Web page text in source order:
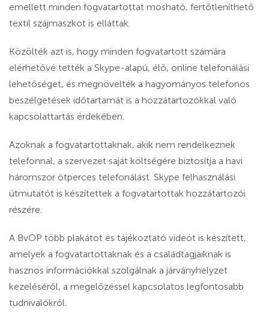
emellett minden fogvatartottat mosható, fertőtleníthető
textil szájmaszkot is elláttak.
Közölték azt is, hogy minden fogvatartott számára
elérhetővé tették a Skype-alapú, élő, online telefonálási
lehetőséget, és megnövelték a hagyományos telefonos
beszélgetések időtartamát is a hozzátartozókkal való
kapcsolattartás érdekében.
Azoknak a fogvatartottaknak, akik nem rendelkeznek
telefonnal, a szervezet saját költségére biztosítja a havi
háromszor ötperces telefonálást. Skype felhasználási
útmutatót is készítettek a fogvatartottak hozzátartozói
részére.
A BvOP több plakátot és tájékoztató videót is készített,
amelyek a fogvatartottaknak és a családtagjaiknak is
hasznos információkkal szolgálnak a járványhelyzet
kezeléséről, a megelőzéssel kapcsolatos legfontosabb
tudnivalókról.